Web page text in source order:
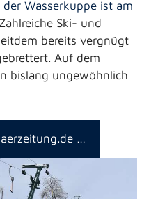
der Wasserkuppe ist am
Ski- und
bereits vergnügt
Auf dem
bislang ungewöhnlich
…